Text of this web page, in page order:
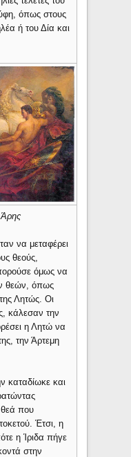
όπως στους
ή του Δία και
Άρης
να μεταφέρει
θεούς,
όμως να
θεών, όπως
Λητώς. Οι
κάλεσαν την
η Λητώ να
την Άρτεμη
καταδίωκε και
θεά που
Έτσι, η
η Ίριδα πήγε
στην